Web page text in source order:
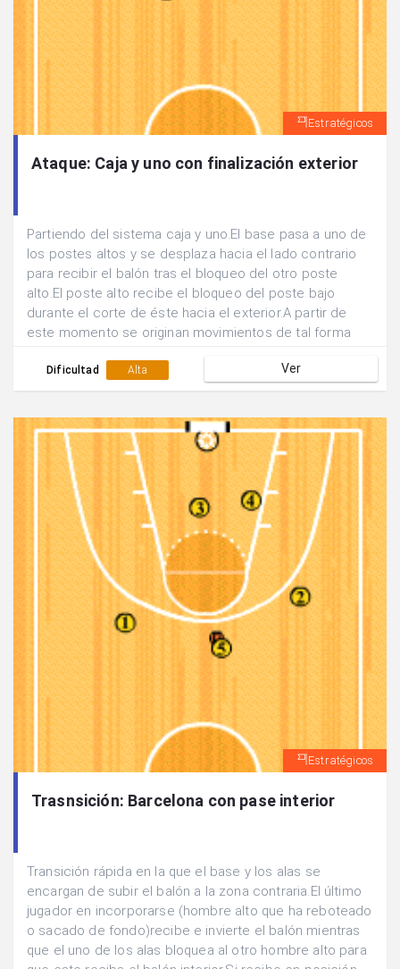
Estratégicos
Ataque: Caja y uno con finalización exterior
Partiendo del sistema caja y uno.El base pasa a uno de
los postes altos y se desplaza hacia el lado contrario
para recibir el balón tras el bloqueo del otro poste
alto.El poste alto recibe el bloqueo del poste bajo
durante el corte de éste hacia el exterior.A partir de
este momento se originan movimientos de tal forma
posición de tiro exterior favorable.
Dificultad Alta Ver
Estratégicos
Trasnsición: Barcelona con pase interior
Transición rápida en la que el base y los alas se
encargan de subir el balón a la zona contraria.El último
jugador en incorporarse (hombre alto que ha reboteado
o sacado de fondo)recibe e invierte el balón mientras
que el uno de los alas bloquea al otro hombre alto para